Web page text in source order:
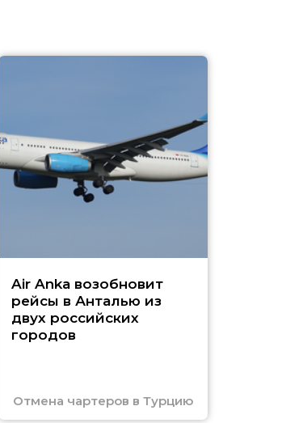
Air Anka возобновит
рейсы в Анталью из
двух российских
городов
Отмена чартеров в Турцию